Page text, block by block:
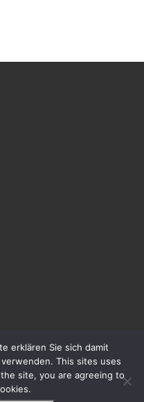
erklären Sie sich damit
This sites uses
site, you are agreeing to